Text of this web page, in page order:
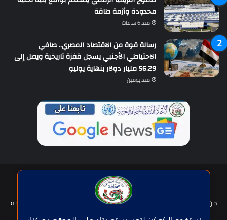
محدودة وأزمة طاقة
منذ 6 ساعات
رسالة قوة من الاقتصاد المصري.. صافي
الاحتياطي الأجنبي يسجل قفزة تاريخية ويصل إلى
56.29 مليار دولار بنهاية يوليو
منذ يومين
حقوق النشر © | جميع الحقوق محفوظة للاتحاد الدولى للصحافة العربية
2026
من نحن؟
عضوية الإتحاد سياسة الخصوصية
شروط الخدمة
اتصل بنا